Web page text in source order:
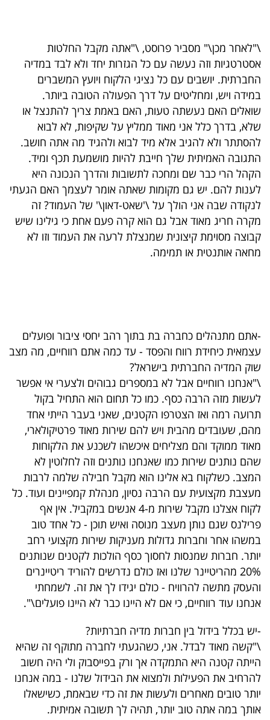
\"לאחר מכן\" מסביר פרוסט, \"אתה מקבל החלטות
אסטרטגיות וזה נעשה עם כל הגזרות יחד ולא לבד במדיה
החברתית. יושבים עם כל נציגי הלקוח ויועץ המשברים
במידה ויש, ומחליטים על דרך הפעולה הטובה ביותר.
שואלים האם נעשתה טעות, האם באמת צריך להתנצל או
שלא, בדרך כלל אני מאוד ממליץ על שקיפות, לא לבוא
להסתתר ולא להגיב אלא מיד לבוא ולהגיד מה אתה חושב.
התגובה האמיתית שלך חייבת להיות מושמעת תכף ומיד.
הקהל הרי כבר שם ומחכה לתשובות והדרך הנכונה היא
לענות להם. יש גם מקומות שאתה אומר לעצמך האם הגעתי
לנקודה שבה אני הולך על \'שאט-דאון\' של העמוד? זה
מקרה חריג מאוד אבל גם הוא קרה פעם אחת כי גילינו שיש
קבוצה מסוימת קיצונית שמנצלת לרעה את העמוד וזו לא
מחאה אותנטית או תמימה.
-אתם מתנהלים כחברה בת בתוך רהב יחסי ציבור ופועלים
עצמאית כיחידת רווח והפסד - עד כמה אתם רווחיים, מה מצב
שוק המדיה החברתית בישראל?
\"אנחנו רווחיים אבל לא במספרים גבוהים ולצערי אי אפשר
לעשות מזה הרבה כסף. כמו כל תחום הוא התחיל בקול
תרועה רמה ואז הצטרפו הקטנים, שאני בעבר הייתי אחד
מהם, שעובדים מהבית ויש להם שירות מאוד פרטיקולארי,
מאוד ממוקד והם מצליחים איכשהו לשכנע את הלקוחות
שהם נותנים שירות כמו שאנחנו נותנים וזה לחלוטין לא
המצב. כשלקוח בא אלינו הוא מקבל חבילה שלמה לרבות
מעצבת מקצועית עם הרבה נסיון, מנהלת קמפיינים ועוד. כל
לקוח אצלנו מקבל שירות מ-4 אנשים במקביל. אין אף
פרילנס שגם נותן מעצב מנוסה ואיש תוכן - כל אחד טוב
במשהו אחר וחברות גדולות מעניקות שירות מקצועי רחב
יותר. חברות שמנסות לחסוך כסף הולכות לקטנים שנותנים
20% מהריטיינר שלנו ואז כולם נדרשים להוריד ריטיינרים
והעסק מתשה להרוויח - כולם יגידו לך את זה. לשמחתי
אנחנו עוד רווחיים, כי אם לא היינו כבר לא היינו פועלים\".
-יש בכלל בידול בין חברות מדיה חברתיות?
\"קשה מאוד לבדל. אני, כשהגעתי לחברה מתוקף זה שהיא
הייתה קטנה היא התמקדה אך ורק בפייסבוק ולי היה חשוב
להרחיב את הפעילות ולמצוא את הבידול שלנו - במה אנחנו
יותר טובים מאחרים ולעשות את זה כדי שבאמת, כשישאלו
אותך במה אתה טוב יותר, תהיה לך תשובה אמיתית.